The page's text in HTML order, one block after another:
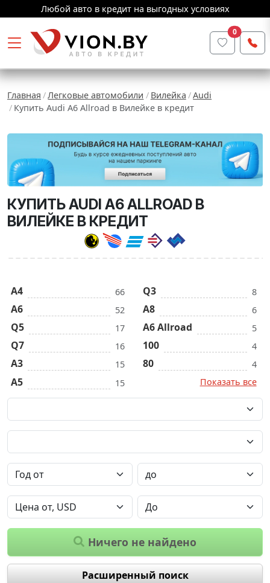
Любой авто в кредит на выгодных условиях
0
Главная Легковые автомобили Вилейка
Audi
Купить Audi A6 Allroad в Вилейке в кредит
КУПИТЬ AUDI A6 ALLROAD В
ВИЛЕЙКЕ В КРЕДИТ
A4 66
A6 52
Q5 17
Q7 16
A3 15
A5 15
Q3 8
A8 6
A6 Allroad 5
100 4
80
4
Показать все
Ничего не найдено
Расширенный поиск